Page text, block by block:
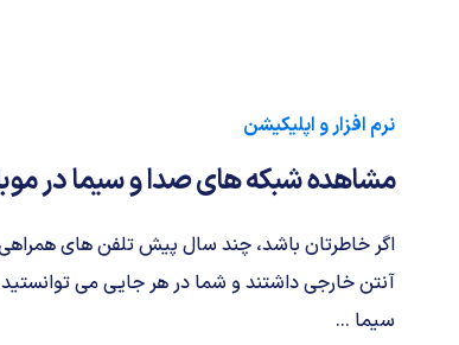
نرم افزار و اپلیکیشن
مشاهده شبکه های صدا و سیما در
اگر خاطرتان باشد، چند سال پیش تلفن های
آنتن خارجی داشتند و شما در هر جایی می
سیما ...